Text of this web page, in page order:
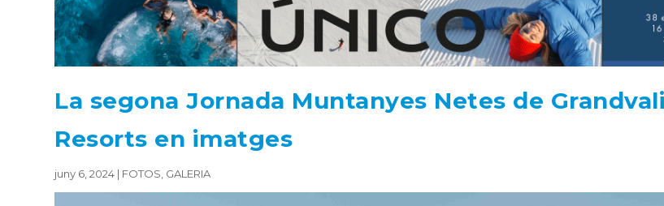
La segona Jornada Muntanyes Netes de
Resorts en imatges
juny 6, 2024 | FOTOS GALERIA